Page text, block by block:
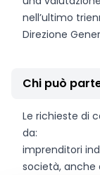
nell’ultimo
Direzione
Chi può
Le richieste di
da:
imprenditori
società, anche